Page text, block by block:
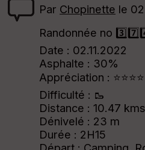
Par Chopinette le
Randonnée no
Date : 02.11.2022
Asphalte : 30%
Appréciation : ⭐⭐⭐⭐
Difficulté : 🥾
Distance : 10.47 kms
Dénivelé : 23 m
Durée : 2H15